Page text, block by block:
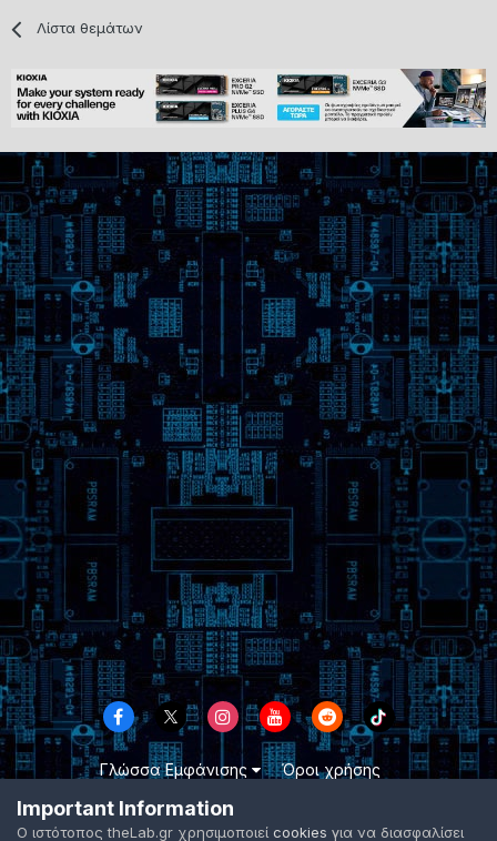
Λίστα θεμάτων
Γλώσσα Εμφάνισης
Όροι χρήσης
TheLab.gr 2003 -
Important Information
Ο ιστότοπος theLab.gr χρησιμοποιεί cookies για να διασφαλίσει